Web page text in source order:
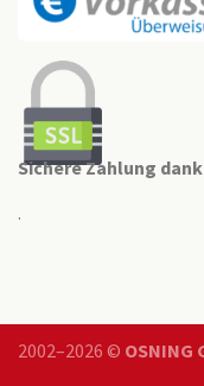
Sichere Zahlung
.
2002–2026 © OSNING